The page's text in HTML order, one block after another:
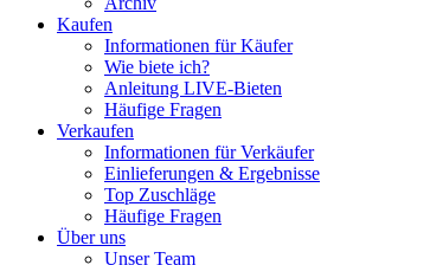
Kaufen
Informationen für Käufer
Wie biete ich?
Anleitung LIVE-Bieten
Häufige Fragen
Verkaufen
Informationen für Verkäufer
Einlieferungen & Ergebnisse
Top Zuschläge
Häufige Fragen
Über uns
Unser Team